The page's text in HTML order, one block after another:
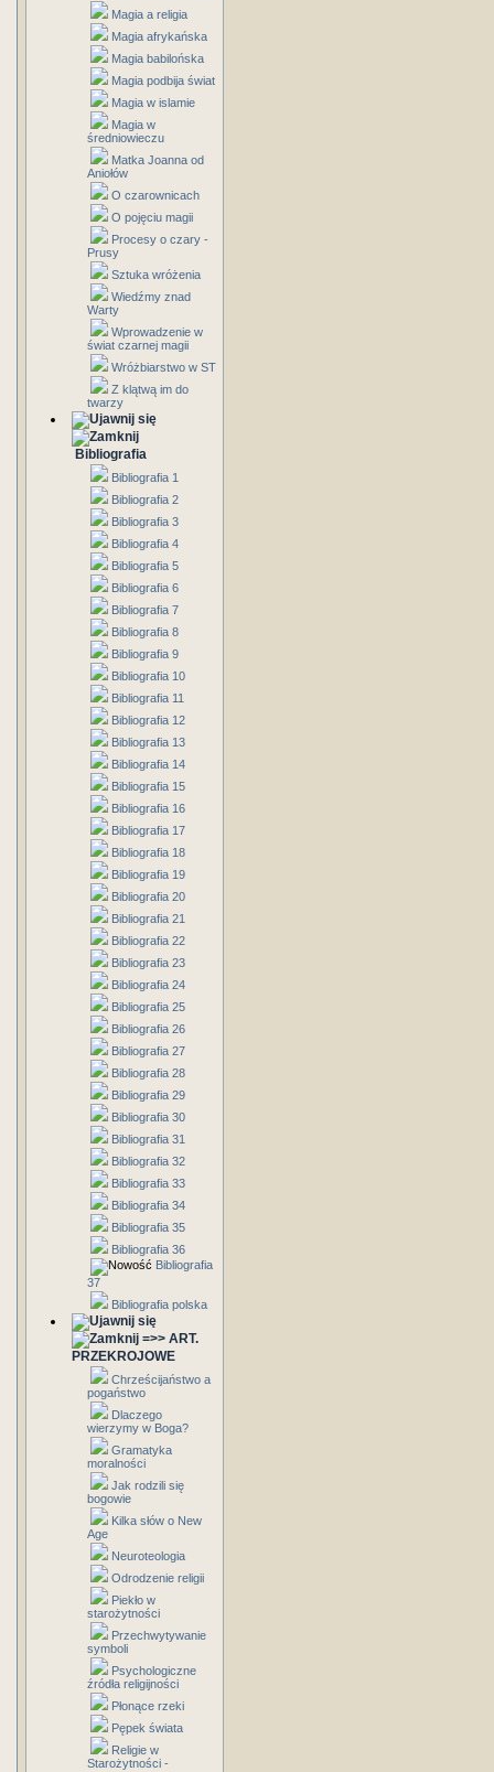
Magia a religia
Magia afrykańska
Magia babilońska
Magia podbija świat
Magia w islamie
Magia w
średniowieczu
Matka Joanna od
Aniołów
O czarownicach
O pojęciu magii
Procesy o czary -
Prusy
Sztuka wróżenia
Wiedźmy znad
Warty
Wprowadzenie w
świat czarnej magii
Wróżbiarstwo w ST
Z klątwą im do
twarzy
Bibliografia
Bibliografia 1
Bibliografia 2
Bibliografia 3
Bibliografia 4
Bibliografia 5
Bibliografia 6
Bibliografia 7
Bibliografia 8
Bibliografia 9
Bibliografia 10
Bibliografia 11
Bibliografia 12
Bibliografia 13
Bibliografia 14
Bibliografia 15
Bibliografia 16
Bibliografia 17
Bibliografia 18
Bibliografia 19
Bibliografia 20
Bibliografia 21
Bibliografia 22
Bibliografia 23
Bibliografia 24
Bibliografia 25
Bibliografia 26
Bibliografia 27
Bibliografia 28
Bibliografia 29
Bibliografia 30
Bibliografia 31
Bibliografia 32
Bibliografia 33
Bibliografia 34
Bibliografia 35
Bibliografia 36
Bibliografia
37
Bibliografia polska
=>> ART.
PRZEKROJOWE
Chrześcijaństwo a
pogaństwo
Dlaczego
wierzymy w Boga?
Gramatyka
moralności
Jak rodzili się
bogowie
Kilka słów o New
Age
Neuroteologia
Odrodzenie religii
Piekło w
starożytności
Przechwytywanie
symboli
Psychologiczne
źródła religijności
Płonące rzeki
Pępek świata
Religie w
Starożytności -